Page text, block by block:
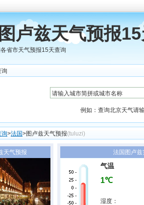
卢兹天气预报
省市天气预报15天查询
询
例如：查询北京天气请
询>法国>图卢兹天气预报(tuluzi)
天气预报 法国图卢
气温
1℃
湿度：